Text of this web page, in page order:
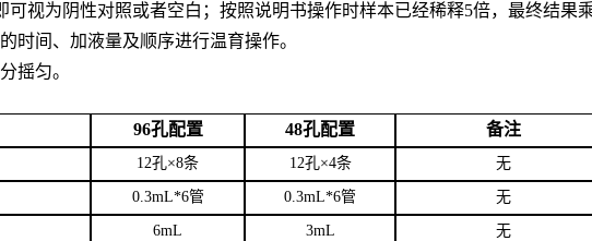
可视为阴性对照或者空白；按照说明书操作时样本已经稀释5倍，最终结果
时间、加液量及顺序进行温育操作。
摇匀。
96孔配置 48孔配置 备注
12孔×8条 12孔×4条 无
0.3mL*6管 0.3mL*6管 无
6mL 3mL 无